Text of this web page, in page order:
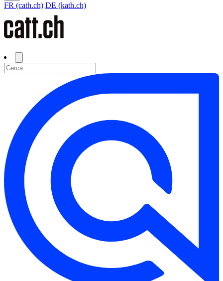
FR (cath.ch) DE (kath.ch)